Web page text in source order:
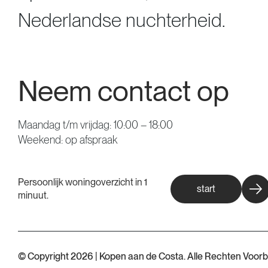
Nederlandse nuchterheid.
Neem contact op
Maandag t/m vrijdag: 10:00 – 18:00
Weekend: op afspraak
Persoonlijk woningoverzicht in 1
minuut.
start
© Copyright 2026 | Kopen aan de Costa. Alle Rechten